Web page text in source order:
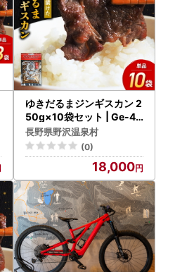
ゆきだるまジンギスカン 2
50g×10袋セット | Ge-4
羊肉 マトン 焼肉 味付き ま
とめ買い
長野県野沢温泉村
(0)
18,000